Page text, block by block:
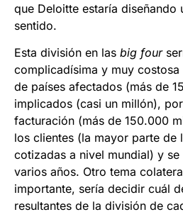
que Deloitte estaría diseñando
sentido.
Esta división en las big four
complicadísima y muy
de países afectados (más de
implicados (casi un millón),
facturación (más de 150.000
los clientes (la mayor parte de
cotizadas a nivel mundial) y
varios años. Otro tema
importante, sería decidir cuál
resultantes de la división de